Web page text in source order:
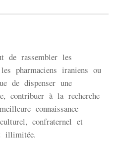
de rassembler les
pharmaciens iraniens ou
de dispenser une
contribuer à la recherche
connaissance
confraternel et
illimitée.